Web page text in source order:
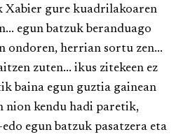
Xabier gure kuadrilakoaren
egun batzuk beranduago
ondoren, herrian sortu zen...
zuten... ikus zitekeen ez
baina egun guztia gainean
nion kendu hadi paretik,
egun batzuk pasatzera eta